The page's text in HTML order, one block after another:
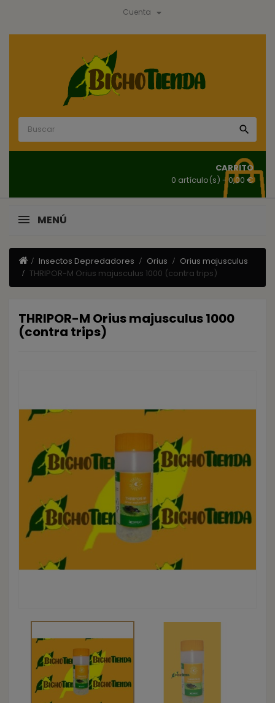
Cuenta 

CARRITO
0 artículo(s) - 0,00 €
MENÚ
Insectos Depredadores Orius
Orius majusculus
THRIPOR-M Orius majusculus 1000 (contra trips)
THRIPOR-M Orius majusculus 1000
(contra trips)